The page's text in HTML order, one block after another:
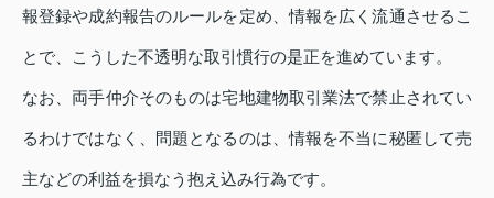
報登録や成約報告のルールを定め、情報を広く流通させるこ
とで、こうした不透明な取引慣行の是正を進めています。
なお、両手仲介そのものは宅地建物取引業法で禁止されてい
るわけではなく、問題となるのは、情報を不当に秘匿して売
主などの利益を損なう抱え込み行為です。